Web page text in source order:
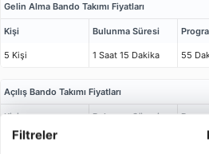
Filtreler
Gelin Alma Bando Takımı Fiyatları
Kişi Bulunma Süresi
5 Kişi 1 Saat 15 Dakika 55
Açılış Bando Takımı Fiyatları
Kişi Bulunma Süresi
5 Kişi 2 x